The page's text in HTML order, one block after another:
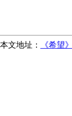
文地址： 《希望